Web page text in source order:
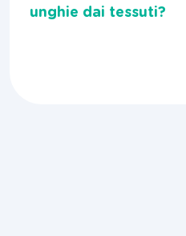
unghie dai tessuti?